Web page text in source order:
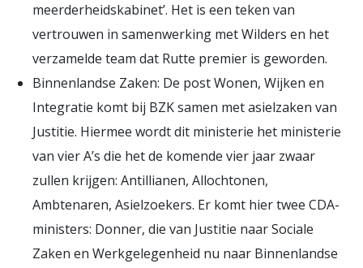
meerderheidskabinet’. Het is een teken van
vertrouwen in samenwerking met Wilders en het
verzamelde team dat Rutte premier is geworden.
Binnenlandse Zaken: De post Wonen, Wijken en
Integratie komt bij BZK samen met asielzaken van
Justitie. Hiermee wordt dit ministerie het ministerie
van vier A’s die het de komende vier jaar zwaar
zullen krijgen: Antillianen, Allochtonen,
Ambtenaren, Asielzoekers. Er komt hier twee CDA-
ministers: Donner, die van Justitie naar Sociale
Zaken en Werkgelegenheid nu naar Binnenlandse